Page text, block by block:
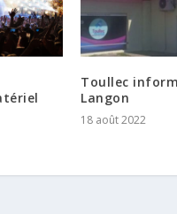
Toullec
Langon
18 août 2022